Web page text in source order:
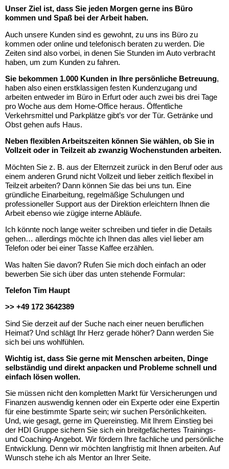
Unser Ziel ist, dass Sie jeden Morgen gerne ins Büro
kommen und Spaß bei der Arbeit haben.
Auch unsere Kunden sind es gewohnt, zu uns ins Büro zu
kommen oder online und telefonisch beraten zu werden. Die
Zeiten sind also vorbei, in denen Sie Stunden im Auto verbracht
haben, um zum Kunden zu fahren.
Sie bekommen 1.000 Kunden in Ihre persönliche Betreuung,
haben also einen erstklassigen festen Kundenzugang und
arbeiten entweder im Büro in Erfurt oder auch zwei bis drei Tage
pro Woche aus dem Home-Office heraus. Öffentliche
Verkehrsmittel und Parkplätze gibt’s vor der Tür. Getränke und
Obst gehen aufs Haus.
Neben flexiblen Arbeitszeiten können Sie wählen, ob Sie in
Vollzeit oder in Teilzeit ab zwanzig Wochenstunden arbeiten.
Möchten Sie z. B. aus der Elternzeit zurück in den Beruf oder aus
einem anderen Grund nicht Vollzeit und lieber zeitlich flexibel in
Teilzeit arbeiten? Dann können Sie das bei uns tun. Eine
gründliche Einarbeitung, regelmäßige Schulungen und
professioneller Support aus der Direktion erleichtern Ihnen die
Arbeit ebenso wie zügige interne Abläufe.
Ich könnte noch lange weiter schreiben und tiefer in die Details
gehen… allerdings möchte ich Ihnen das alles viel lieber am
Telefon oder bei einer Tasse Kaffee erzählen.
Was halten Sie davon? Rufen Sie mich doch einfach an oder
bewerben Sie sich über das unten stehende Formular:
Telefon Tim Haupt
>> +49 172 3642389‬
Sind Sie derzeit auf der Suche nach einer neuen beruflichen
Heimat? Und schlägt Ihr Herz gerade höher? Dann werden Sie
sich bei uns wohlfühlen.
Wichtig ist, dass Sie gerne mit Menschen arbeiten, Dinge
selbständig und direkt anpacken und Probleme schnell und
einfach lösen wollen.
Sie müssen nicht den kompletten Markt für Versicherungen und
Finanzen auswendig kennen oder ein Experte oder eine Expertin
für eine bestimmte Sparte sein; wir suchen Persönlichkeiten.
Und, wie gesagt, gerne im Quereinstieg. Mit Ihrem Einstieg bei
der HDI Gruppe sichern Sie sich ein breitgefächertes Trainings-
und Coaching-Angebot. Wir fördern Ihre fachliche und persönliche
Entwicklung. Denn wir möchten langfristig mit Ihnen arbeiten. Auf
Wunsch stehe ich als Mentor an Ihrer Seite.